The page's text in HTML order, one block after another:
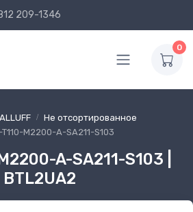
209-1346
0
Не отсортированное
T110-M2200-A-SA211-S103
A-SA211-S103 |
BTL2UA2